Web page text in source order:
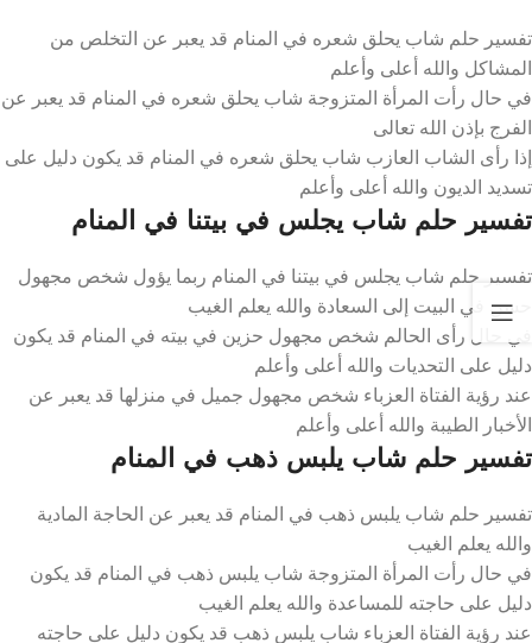
تفسير حلم شاب يحلق شعره في المنام قد يعبر عن التخلص من
المشاكل والله أعلى وأعلم
في حال رأت المرأة المتزوجة شاب يحلق شعره في المنام قد يعبر عن
الفرج بإذن الله تعالى
إذا رأى الشاب العازب شاب يحلق شعره في المنام قد يكون دليل على
تسديد الديون والله أعلى وأعلم
تفسير حلم شاب يجلس في بيتنا في المنام
تفسير حلم شاب يجلس في بيتنا في المنام ربما يؤول شخص مجهول
حسن في البيت إلى السعادة والله يعلم الغيب
في حال رأى الحالم شخص مجهول حزين في بيته في المنام قد يكون
دليل على التحديات والله أعلى وأعلم
عند رؤية الفتاة العزباء شخص مجهول جميل في منزلها قد يعبر عن
الأخبار الطيبة والله أعلى وأعلم
تفسير حلم شاب يلبس ذهب في المنام
تفسير حلم شاب يلبس ذهب في المنام قد يعبر عن الحاجة المادية
والله يعلم الغيب
في حال رأت المرأة المتزوجة شاب يلبس ذهب في المنام قد يكون
دليل على حاجته للمساعدة والله يعلم الغيب
عند رؤية الفتاة العزباء شاب يلبس ذهب قد يكون دليل على حاجته